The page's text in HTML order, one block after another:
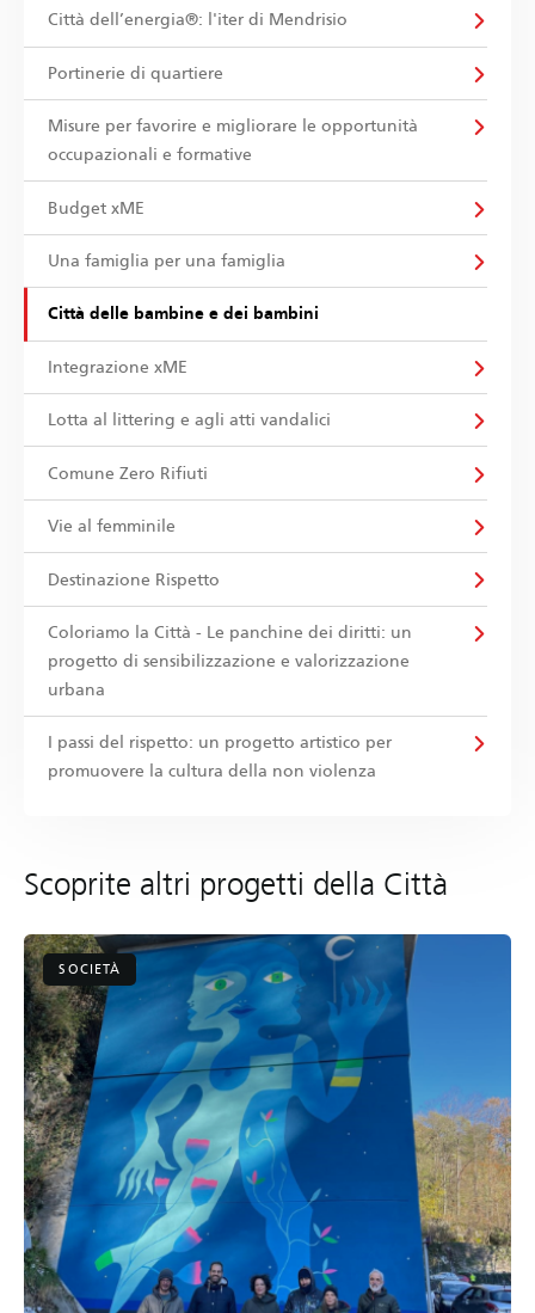
Città dell’energia®: l'iter di Mendrisio
Portinerie di quartiere
Misure per favorire e migliorare le opportunità
occupazionali e formative
Budget xME
Una famiglia per una famiglia
Città delle bambine e dei bambini
Integrazione xME
Lotta al littering e agli atti vandalici
Comune Zero Rifiuti
Vie al femminile
Destinazione Rispetto
Coloriamo la Città - Le panchine dei diritti: un
progetto di sensibilizzazione e valorizzazione
urbana
I passi del rispetto: un progetto artistico per
promuovere la cultura della non violenza
Scoprite altri progetti della Città
SOCIETÀ